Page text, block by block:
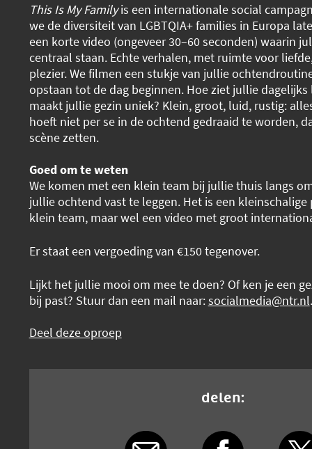
This Is My Familyis een internationale social
we de diversiteit van LGBTQIA+ families in Europa
een korte video (ongeveer 30–60 seconden) waarin
centraal staan. Echte verhalen, met ruimte voor
plezier. We filmen een stukje van jullie
opstaan tot de dag beginnen. Hoe ziet jullie dagelijks
maakt jullie gezin uniek? Klein, groot, luid, rustig:
hoeft niet per se in de ochtend gedraaid te worden,
scène zetten.
Goed om te weten
We komen met een klein team bij jullie thuis langs
jullie ochtend vast te leggen. Het is een
klein team, maar wel een video met groot
Er staat een vergoeding van €150 tegenover.
Lijkt het jullie mooi om mee te doen? Of ken je een
bij past? Stuur dan een mail naar:socialmedia@ntr.nl.
Deel deze oproep
delen: